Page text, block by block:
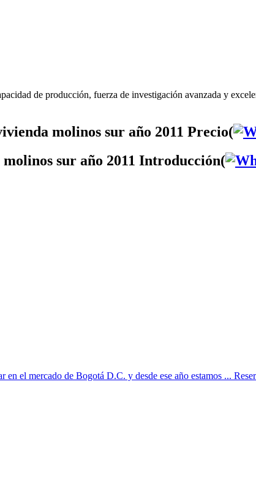
de producción, fuerza de investigación avanzada y
molinos sur año 2011 Precio(
sur año 2011 Introducción(
el mercado de Bogotá D.C. y desde ese año estamos ...